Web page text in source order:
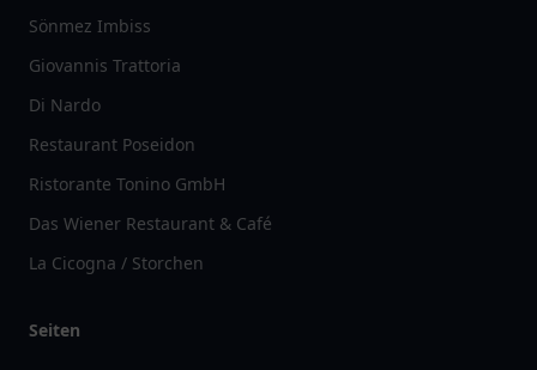
Sönmez Imbiss
Giovannis Trattoria
Di Nardo
Restaurant Poseidon
Ristorante Tonino GmbH
Das Wiener Restaurant & Café
La Cicogna / Storchen
Seiten